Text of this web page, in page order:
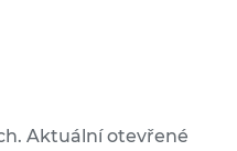
Aktuální otevřené